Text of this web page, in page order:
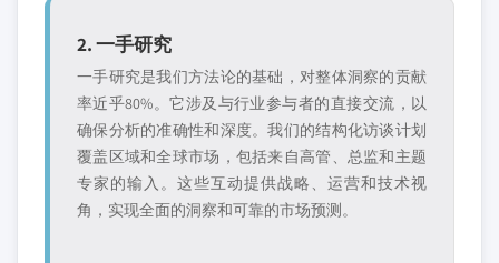
2. 一手研究
一手研究是我们方法论的基础，对整体洞察的贡献
率近乎80%。它涉及与行业参与者的直接交流，以
确保分析的准确性和深度。我们的结构化访谈计划
覆盖区域和全球市场，包括来自高管、总监和主题
专家的输入。这些互动提供战略、运营和技术视
角，实现全面的洞察和可靠的市场预测。